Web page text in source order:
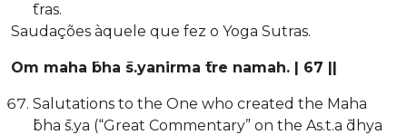
̄tras.
Saudações àquele que fez o Yoga Sutras.
Om maha ̄bha ̄s.yanirma ̄tre namah. | 67 ||
Salutations to the One who created the Maha
̄bha ̄s.ya (“Great Commentary” on the As.t.a ̄dhya